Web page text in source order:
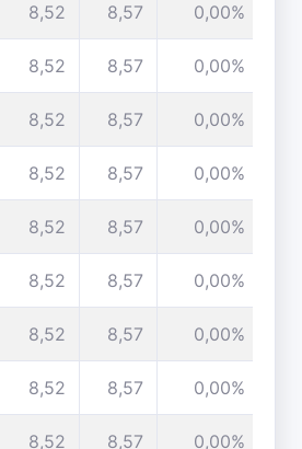
8,52 8,57 0,00%
8,52 8,57 0,00%
8,52 8,57 0,00%
8,52 8,57 0,00%
8,52 8,57 0,00%
8,52 8,57 0,00%
8,52 8,57 0,00%
8,52 8,57 0,00%
8,52 8,57 0,00%